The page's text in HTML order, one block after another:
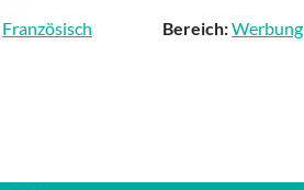
Französisch Bereich:Werbung